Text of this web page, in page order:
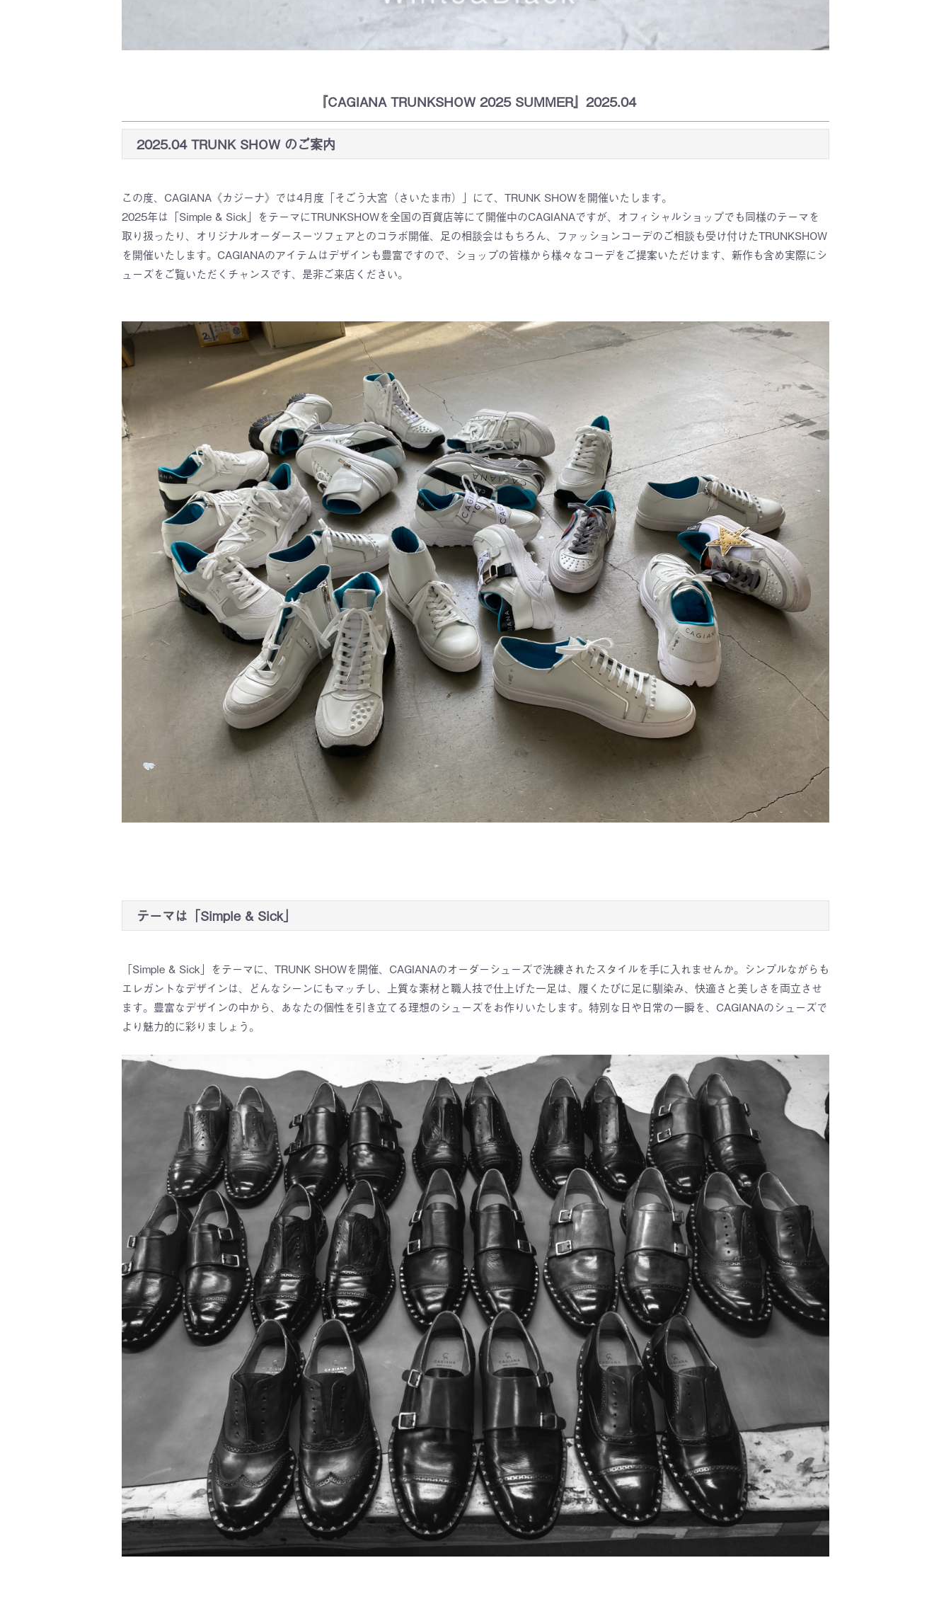
『CAGIANA TRUNKSHOW 2025 SUMMER』2025.04
2025.04 TRUNK SHOW のご案内
この度、CAGIANA《カジーナ》では4月度「そごう大宮（さいたま市）」にて、TRUNK SHOWを開催いたします。
2025年は「Simple & Sick」をテーマにTRUNKSHOWを全国の百貨店等にて開催中のCAGIANAですが、オフィシャルショップでも同様のテーマを
取り扱ったり、オリジナルオーダースーツフェアとのコラボ開催、足の相談会はもちろん、ファッションコーデのご相談も受け付けたTRUNKSHOW
を開催いたします。CAGIANAのアイテムはデザインも豊富ですので、ショップの皆様から様々なコーデをご提案いただけます、新作も含め実際にシ
ューズをご覧いただくチャンスです、是非ご来店ください。
テーマは「Simple & Sick」
「Simple & Sick」をテーマに、TRUNK SHOWを開催、CAGIANAのオーダーシューズで洗練されたスタイルを手に入れませんか。シンプルながらも
エレガントなデザインは、どんなシーンにもマッチし、上質な素材と職人技で仕上げた一足は、履くたびに足に馴染み、快適さと美しさを両立させ
ます。豊富なデザインの中から、あなたの個性を引き立てる理想のシューズをお作りいたします。特別な日や日常の一瞬を、CAGIANAのシューズで
より魅力的に彩りましょう。